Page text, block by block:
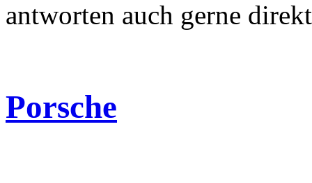
antworten auch gerne
Porsche